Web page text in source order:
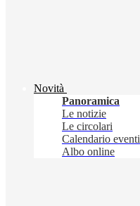
Novità
Panoramica
Le notizie
Le circolari
Calendario eventi
Albo online